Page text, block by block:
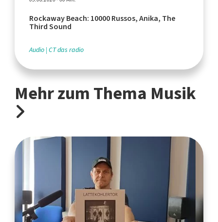
Rockaway Beach: 10000 Russos, Anika, The
Third Sound
Audio CT das radio
Mehr zum Thema Musik